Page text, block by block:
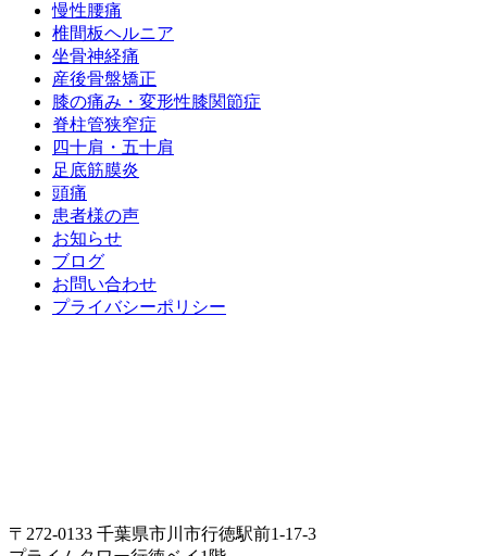
慢性腰痛
椎間板ヘルニア
坐骨神経痛
産後骨盤矯正
膝の痛み・変形性膝関節症
脊柱管狭窄症
四十肩・五十肩
足底筋膜炎
頭痛
患者様の声
お知らせ
ブログ
お問い合わせ
プライバシーポリシー
〒272-0133 千葉県市川市行徳駅前1-17-3